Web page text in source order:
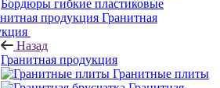
Бордюры гибкие пластиковые
Гранитная
Назад
Гранитная продукция
Гранитные плиты